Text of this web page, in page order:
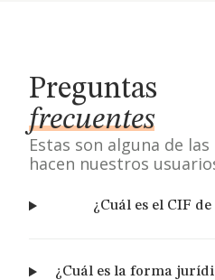
Preguntas
frecuentes
Estas son alguna de
hacen nuestros
¿Cuál es el CIF
¿Cuál es la forma